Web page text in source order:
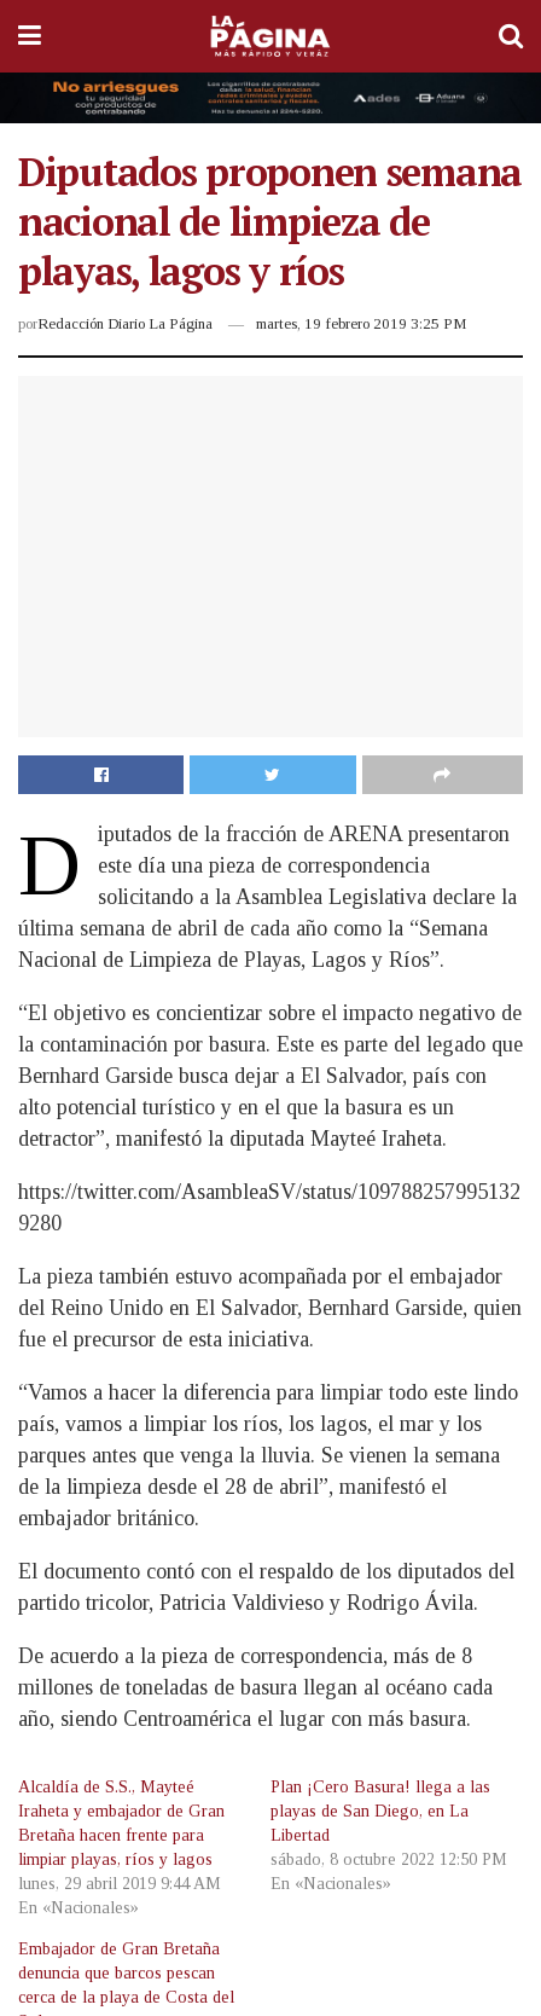
Diputados proponen semana
nacional de limpieza de
playas, lagos y ríos
porRedacción Diario La Página martes, 19 febrero 2019 3:25 PM
D
iputados de la fracción de ARENA presentaron
este día una pieza de correspondencia
solicitando a la Asamblea Legislativa declare la
última semana de abril de cada año como la “Semana
Nacional de Limpieza de Playas, Lagos y Ríos”.
“El objetivo es concientizar sobre el impacto negativo de
la contaminación por basura. Este es parte del legado que
Bernhard Garside busca dejar a El Salvador, país con
alto potencial turístico y en el que la basura es un
detractor”, manifestó la diputada Mayteé Iraheta.
https://twitter.com/AsambleaSV/status/109788257995132
9280
La pieza también estuvo acompañada por el embajador
del Reino Unido en El Salvador, Bernhard Garside, quien
fue el precursor de esta iniciativa.
“Vamos a hacer la diferencia para limpiar todo este lindo
país, vamos a limpiar los ríos, los lagos, el mar y los
parques antes que venga la lluvia. Se vienen la semana
de la limpieza desde el 28 de abril”, manifestó el
embajador británico.
El documento contó con el respaldo de los diputados del
partido tricolor, Patricia Valdivieso y Rodrigo Ávila.
De acuerdo a la pieza de correspondencia, más de 8
millones de toneladas de basura llegan al océano cada
año, siendo Centroamérica el lugar con más basura.
Alcaldía de S.S., Mayteé
Iraheta y embajador de Gran
Bretaña hacen frente para
limpiar playas, ríos y lagos
lunes, 29 abril 2019 9:44 AM
En «Nacionales»
Plan ¡Cero Basura! llega a las
playas de San Diego, en La
Libertad
sábado, 8 octubre 2022 12:50 PM
En «Nacionales»
Embajador de Gran Bretaña
denuncia que barcos pescan
cerca de la playa de Costa del